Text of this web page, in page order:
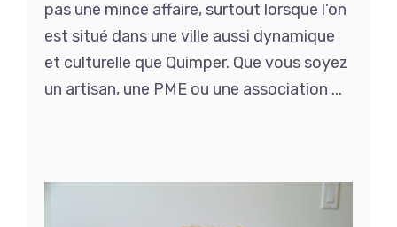
pas une mince affaire, surtout lorsque l’on
est situé dans une ville aussi dynamique
et culturelle que Quimper. Que vous soyez
un artisan, une PME ou une association ...